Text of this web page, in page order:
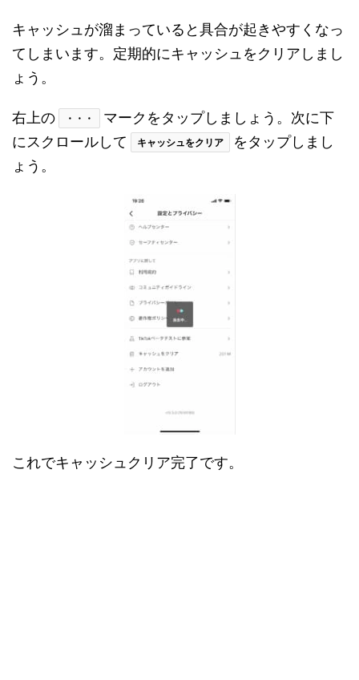
キャッシュが溜まっていると具合が起きやすくなっ
てしまいます。定期的にキャッシュをクリアしまし
ょう。
右上の ・・・
マークをタップしましょう。次に下
にスクロールして
キャッシュをクリア
をタップしまし
ょう。
これでキャッシュクリア完了です。